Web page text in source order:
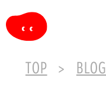
TOP BLOG